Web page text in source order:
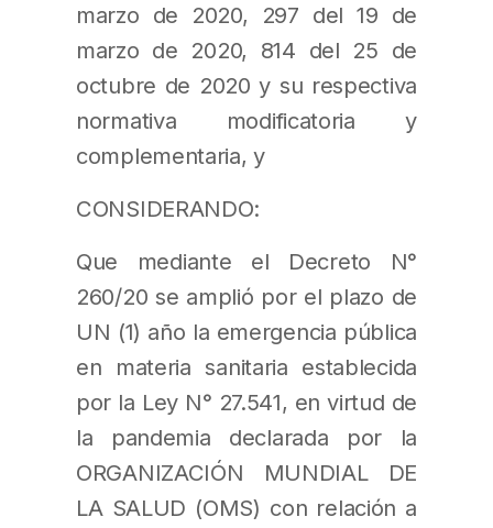
marzo de 2020, 297 del 19 de
marzo de 2020, 814 del 25 de
octubre de 2020 y su respectiva
normativa modificatoria y
complementaria, y
CONSIDERANDO:
Que mediante el Decreto N°
260/20 se amplió por el plazo de
UN (1) año la emergencia pública
en materia sanitaria establecida
por la Ley N° 27.541, en virtud de
la pandemia declarada por la
ORGANIZACIÓN MUNDIAL DE
LA SALUD (OMS) con relación a